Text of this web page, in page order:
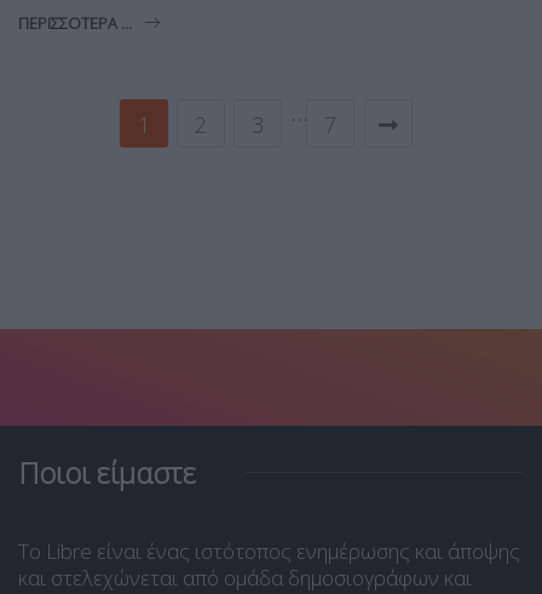
ΠΕΡΙΣΣΌΤΕΡΑ ...
1 2 3 … 7
Ποιοι είμαστε
Το Libre είναι ένας ιστότοπος ενημέρωσης και άποψης
και στελεχώνεται από ομάδα δημοσιογράφων και